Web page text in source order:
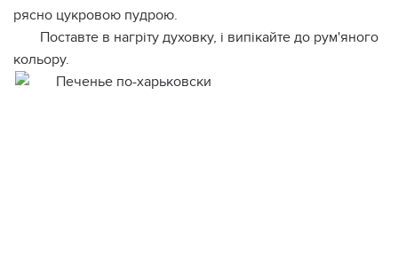
рясно цукровою пудрою.
Поставте в нагріту духовку, і випікайте до рум'яного
кольору.